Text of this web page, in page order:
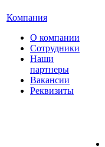
Компания
О компании
Сотрудники
Наши
партнеры
Вакансии
Реквизиты